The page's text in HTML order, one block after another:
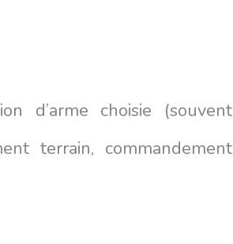
d’arme choisie (souvent
terrain, commandement